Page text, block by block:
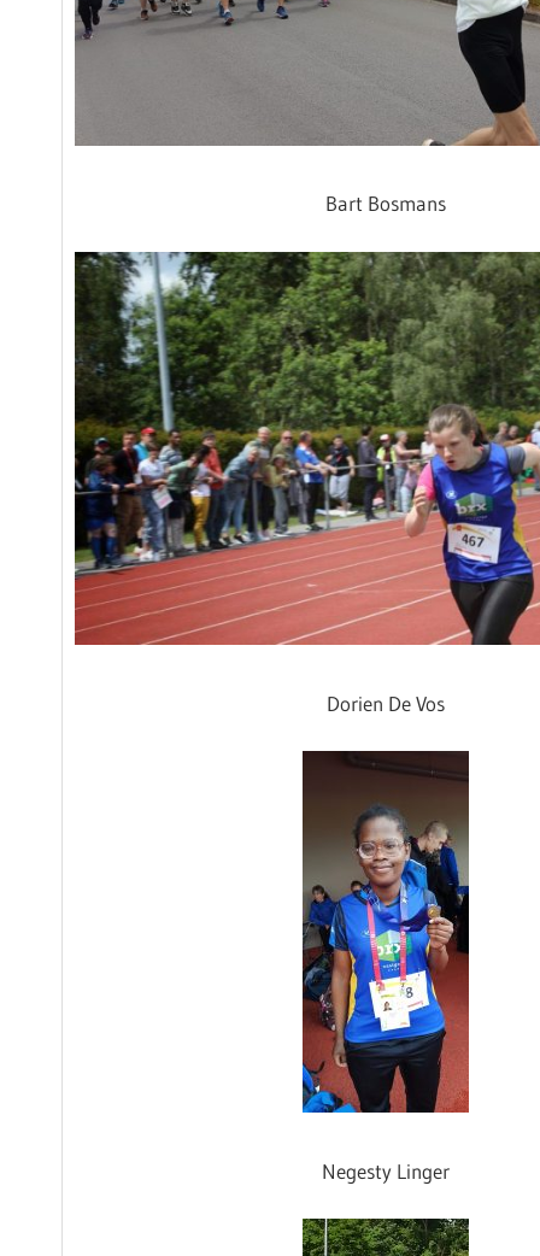
Bart Bosmans
Dorien De Vos
Negesty Linger